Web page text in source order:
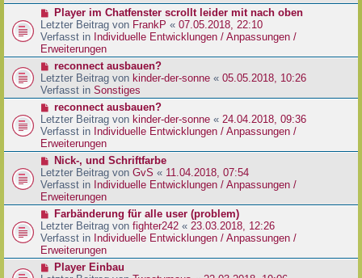
g
r
a
g
e
r
B
e
i
r
a
g
N
e
u
e
r
B
e
i
r
a
g
Player im Chatfenster scrollt leider mit nach oben
Letzter Beitrag von FrankP « 07.05.2018, 22:10
Verfasst in Individuelle Entwicklungen / Anpassungen /
Erweiterungen
N
e
u
e
r
B
e
i
r
a
g
reconnect ausbauen?
Letzter Beitrag von kinder-der-sonne « 05.05.2018, 10:26
Verfasst in Sonstiges
N
e
u
e
r
B
e
i
t
a
g
reconnect ausbauen?
Letzter Beitrag von kinder-der-sonne « 24.04.2018, 09:36
Verfasst in Individuelle Entwicklungen / Anpassungen /
Erweiterungen
N
e
u
e
r
B
e
i
t
Nick-, und Schriftfarbe
Letzter Beitrag von GvS « 11.04.2018, 07:54
Verfasst in Individuelle Entwicklungen / Anpassungen /
Erweiterungen
N
e
u
e
r
B
Farbänderung für alle user (problem)
Letzter Beitrag von fighter242 « 23.03.2018, 12:26
Verfasst in Individuelle Entwicklungen / Anpassungen /
Erweiterungen
NPlayer Einbau